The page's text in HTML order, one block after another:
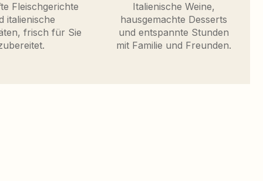
Fleischgerichte
italienische
frisch für Sie
Italienische Weine,
hausgemachte Desserts
und entspannte Stunden
mit Familie und Freunden.